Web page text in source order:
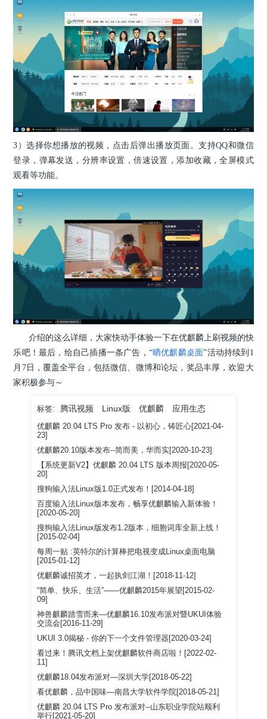
3）选择你想播放的视频，点击后弹出播放页面。支持QQ和微信
登录，弹幕发送，分辨率设置，倍速设置，添加收藏，全屏模式
观看等功能。
介绍的这么详细，大家快动手体验一下在优麒麟上刷视频的快
乐吧！最后，给自己插播一条广告，“晒优麒麟桌面”活动持续到1
月7日，覆盖全平台，包括微信、微博和论坛，奖品丰厚，欢迎大
家积极参与～
标签: 腾讯视频 Linux版 优麒麟 应用生态
优麒麟 20.04 LTS Pro 发布 - 以初心，铸匠心[2021-04-
23]
优麒麟20.10版本发布--简而美，华而实[2020-10-23]
【系统更新V2】优麒麟 20.04 LTS 版本周报[2020-05-
20]
搜狗输入法Linux版1.0正式发布！[2014-04-18]
百度输入法Linux版本发布，畅享优麒麟输入新体验！
[2020-05-20]
搜狗输入法Linux版发布1.2版本，细胞词库全新上线！
[2015-02-04]
每周一贴 :英特尔的计算棒把电视变成Linux桌面电脑
[2015-01-12]
优麒麟诚招英才，一起执剑江湖！[2018-11-12]
“简单、快乐、生活”——优麒麟2015年展望[2015-02-
09]
神兽麒麟踏雪而来—优麒麟16.10发布派对暨UKUI体验
交流会[2016-11-29]
UKUI 3.0揭秘 - 你的下一个文件管理器[2020-03-24]
看过来！腾讯文档上架优麒麟软件商店啦！[2022-02-
11]
优麒麟18.04发布派对—深圳大学[2018-05-22]
看优麒麟，品中国味—南昌大学软件学院[2018-05-21]
优麒麟 20.04 LTS Pro 发布派对--山东职业学院站顺利
举行[2021-05-20]